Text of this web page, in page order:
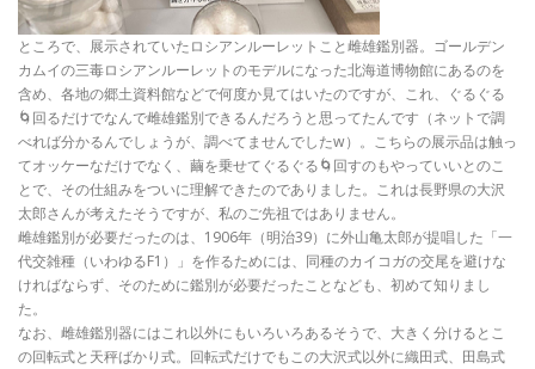
ところで、展示されていたロシアンルーレットこと雌雄鑑別器。ゴールデン
カムイの三毒ロシアンルーレットのモデルになった北海道博物館にあるのを
含め、各地の郷土資料館などで何度か見てはいたのですが、これ、ぐるぐる
🌀回るだけでなんで雌雄鑑別できるんだろうと思ってたんです（ネットで調
べれば分かるんでしょうが、調べてませんでしたw）。こちらの展示品は触っ
てオッケーなだけでなく、繭を乗せてぐるぐる🌀回すのもやっていいとのこ
とで、その仕組みをついに理解できたのでありました。これは長野県の大沢
太郎さんが考えたそうですが、私のご先祖ではありません。
雌雄鑑別が必要だったのは、1906年（明治39）に外山亀太郎が提唱した「一
代交雑種（いわゆるF1）」を作るためには、同種のカイコガの交尾を避けな
ければならず、そのために鑑別が必要だったことなども、初めて知りまし
た。
なお、雌雄鑑別器にはこれ以外にもいろいろあるそうで、大きく分けるとこ
の回転式と天秤ばかり式。回転式だけでもこの大沢式以外に織田式、田島式